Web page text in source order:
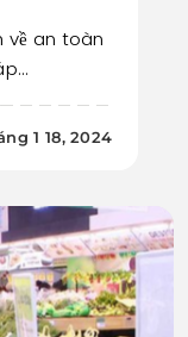
về an toàn
1 18, 2024